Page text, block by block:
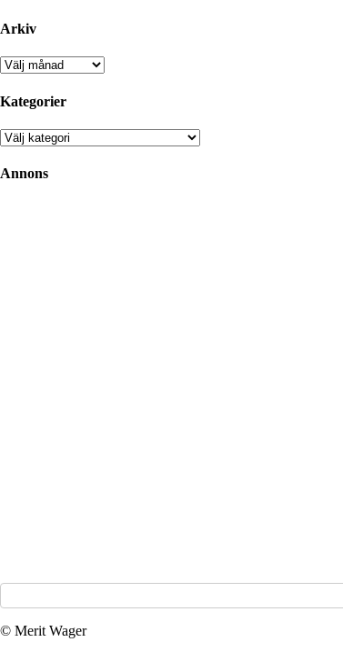
Arkiv
Arkiv
Kategorier
Kategorier
Annons
© Merit Wager